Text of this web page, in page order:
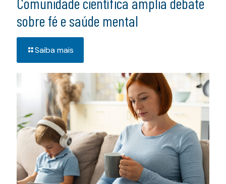
sobre fé e saúde mental
Saiba mais